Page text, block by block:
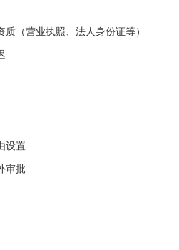
（营业执照、法人身份证等）
设置
审批